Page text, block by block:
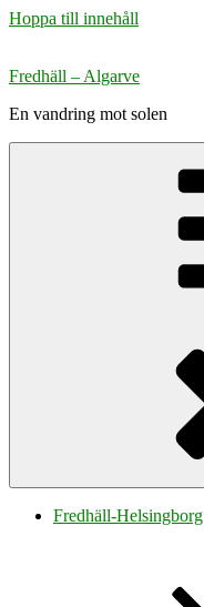
Hoppa till innehåll
Fredhäll – Algarve
En vandring mot solen
Fredhäll-Helsingborg